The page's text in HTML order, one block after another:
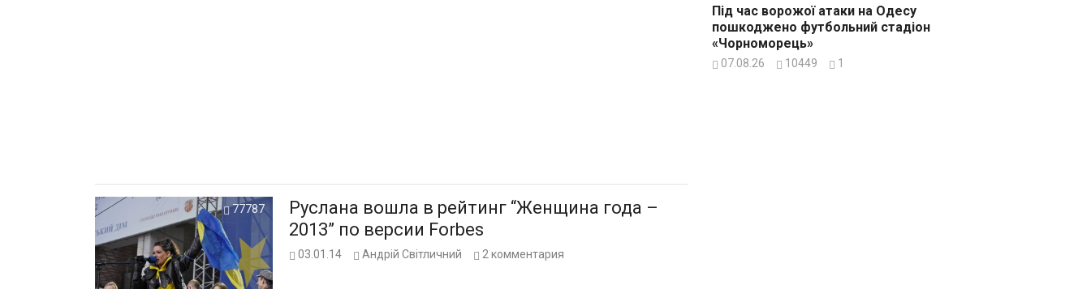
77787
Руслана вошла в рейтинг “Женщина года –
2013” по версии Forbes
03.01.14 Андрій Світличний 2 комментария
Під час ворожої атаки на Одесу
пошкоджено футбольний стадіон
«Чорноморець»
07.08.26 10449 1